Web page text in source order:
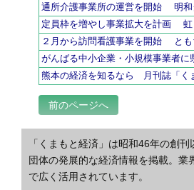
通所介護事業所の運営を開始 明
定員枠を増やし事業拡大を計画
２月から訪問看護事業を開始 と
がんばる中小企業・小規模事業者
熊本の経済を知るなら 月刊誌「く
前のページへ
「くまもと経済」は昭和46年の創
団体の発展的な経済情報を掲載。
で広く活用されています。